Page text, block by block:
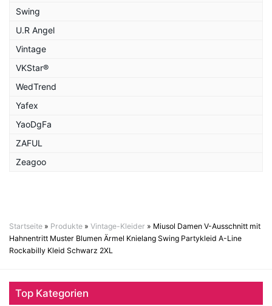
Swing
U.R Angel
Vintage
VKStar®
WedTrend
Yafex
YaoDgFa
ZAFUL
Zeagoo
Startseite » Produkte » Vintage-Kleider » Miusol Damen V-Ausschnitt mit
Hahnentritt Muster Blumen Ärmel Knielang Swing Partykleid A-Line
Rockabilly Kleid Schwarz 2XL
Top Kategorien